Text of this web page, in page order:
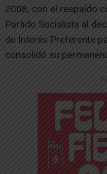
2008, con el respaldo
Partido Socialista al
de Interés Preferente
consolidó su
--